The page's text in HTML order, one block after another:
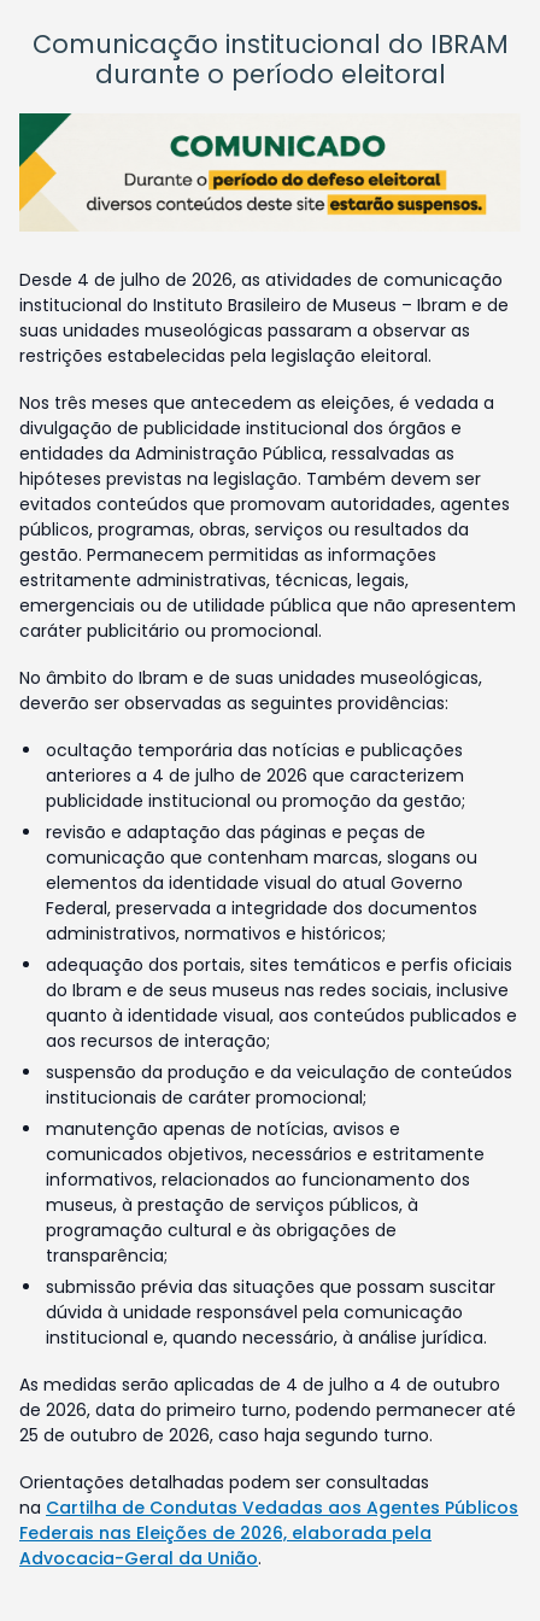
Comunicação institucional do IBRAM
durante o período eleitoral
Desde 4 de julho de 2026, as atividades de comunicação
institucional do Instituto Brasileiro de Museus – Ibram e de
suas unidades museológicas passaram a observar as
restrições estabelecidas pela legislação eleitoral.
Nos três meses que antecedem as eleições, é vedada a
divulgação de publicidade institucional dos órgãos e
entidades da Administração Pública, ressalvadas as
hipóteses previstas na legislação. Também devem ser
evitados conteúdos que promovam autoridades, agentes
públicos, programas, obras, serviços ou resultados da
gestão. Permanecem permitidas as informações
estritamente administrativas, técnicas, legais,
emergenciais ou de utilidade pública que não apresentem
caráter publicitário ou promocional.
No âmbito do Ibram e de suas unidades museológicas,
deverão ser observadas as seguintes providências:
ocultação temporária das notícias e publicações
anteriores a 4 de julho de 2026 que caracterizem
publicidade institucional ou promoção da gestão;
revisão e adaptação das páginas e peças de
comunicação que contenham marcas, slogans ou
elementos da identidade visual do atual Governo
Federal, preservada a integridade dos documentos
administrativos, normativos e históricos;
adequação dos portais, sites temáticos e perfis oficiais
do Ibram e de seus museus nas redes sociais, inclusive
quanto à identidade visual, aos conteúdos publicados e
aos recursos de interação;
suspensão da produção e da veiculação de conteúdos
institucionais de caráter promocional;
manutenção apenas de notícias, avisos e
comunicados objetivos, necessários e estritamente
informativos, relacionados ao funcionamento dos
museus, à prestação de serviços públicos, à
programação cultural e às obrigações de
transparência;
submissão prévia das situações que possam suscitar
dúvida à unidade responsável pela comunicação
institucional e, quando necessário, à análise jurídica.
As medidas serão aplicadas de 4 de julho a 4 de outubro
de 2026, data do primeiro turno, podendo permanecer até
25 de outubro de 2026, caso haja segundo turno.
Orientações detalhadas podem ser consultadas
na Cartilha de Condutas Vedadas aos Agentes Públicos
Federais nas Eleições de 2026, elaborada pela
Advocacia-Geral da União.